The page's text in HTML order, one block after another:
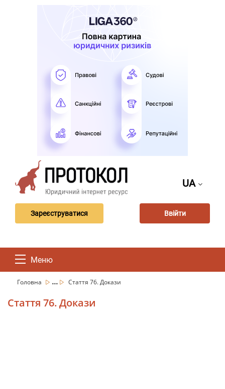
UA
Зареєструватися Ввійти
Меню
Головна ... Стаття 76. Докази
Стаття 76. Докази